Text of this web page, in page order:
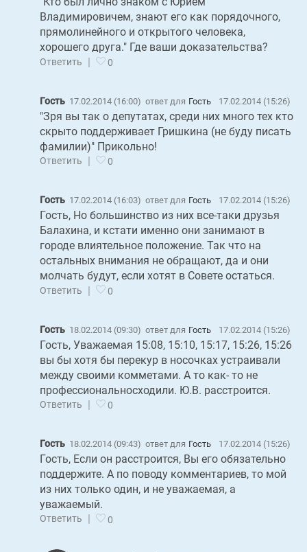
Владимировичем, знают его как порядочного,
прямолинейного и открытого человека,
хорошего друга." Где ваши доказательства?
Ответить | 0
Гость 17.02.2014 (16:00) ответ для Гость 17.02.2014 (15:26)
"Зря вы так о депутатах, среди них много тех кто
скрыто поддерживает Гришкина (не буду писать
фамилии)" Прикольно!
Ответить | 0
Гость 17.02.2014 (16:03) ответ для Гость 17.02.2014 (15:26)
Гость, Но большинство из них все-таки друзья
Балахина, и кстати именно они занимают в
городе влиятельное положение. Так что на
остальных внимания не обращают, да и они
молчать будут, если хотят в Совете остаться.
Ответить | 0
Гость 18.02.2014 (09:30) ответ для Гость 17.02.2014 (15:26)
Гость, Уважаемая 15:08, 15:10, 15:17, 15:26, 15:26
вы бы хотя бы перекур в носочках устраивали
между своими комметами. А то как- то не
профессиональносходили. Ю.В. расстроится.
Ответить | 0
Гость 18.02.2014 (09:43) ответ для Гость 17.02.2014 (15:26)
Гость, Если он расстроится, Вы его обязательно
поддержите. А по поводу комментариев, то мой
из них только один, и не уважаемая, а
уважаемый.
Ответить 0